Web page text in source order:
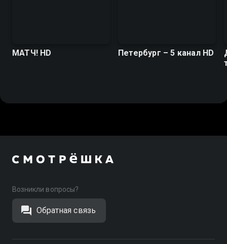
МАТЧ! HD Петербург – 5 канал HD
Возникли вопросы?
Обратная связь